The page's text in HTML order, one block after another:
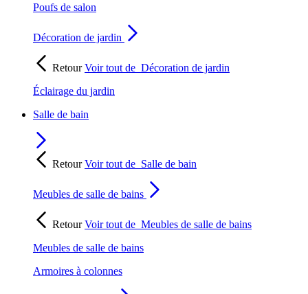
Poufs de salon
Décoration de jardin
RetourVoir tout de Décoration de jardin
Éclairage du jardin
Salle de bain
RetourVoir tout de Salle de bain
Meubles de salle de bains
RetourVoir tout de Meubles de salle de bains
Meubles de salle de bains
Armoires à colonnes